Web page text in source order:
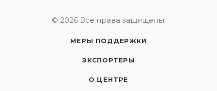
© 2026 Все права защищены.
МЕРЫ ПОДДЕРЖКИ
ЭКСПОРТЕРЫ
О ЦЕНТРЕ